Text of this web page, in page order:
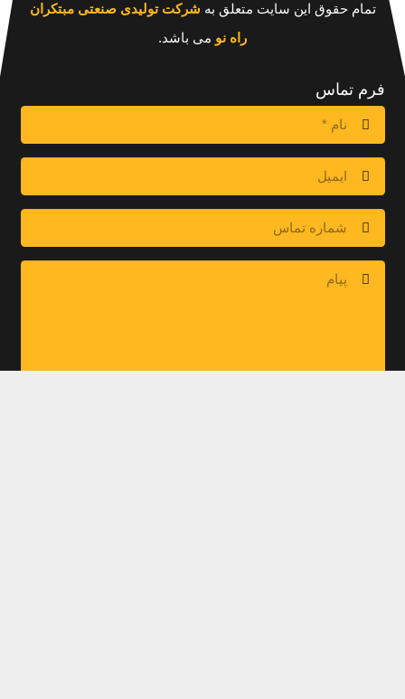
تمام حقوق این سایت متعلق به شرکت تولیدی صنعتی مبتکران
راه نو می باشد.
فرم تماس